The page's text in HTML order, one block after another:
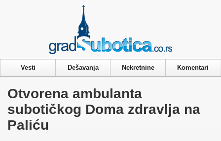
Vesti Dešavanja Nekretnine Komentari
Otvorena ambulanta
subotičkog Doma zdravlja na
Paliću
Privacy & Cookies Policy